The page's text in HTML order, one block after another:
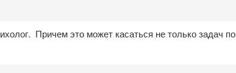
Причем это может касаться не только задач по